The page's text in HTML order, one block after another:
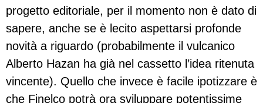
progetto editoriale, per il momento non è dato di
sapere, anche se è lecito aspettarsi profonde
novità a riguardo (probabilmente il vulcanico
Alberto Hazan ha già nel cassetto l’idea ritenuta
vincente). Quello che invece è facile ipotizzare è
che Finelco potrà ora sviluppare potentissime